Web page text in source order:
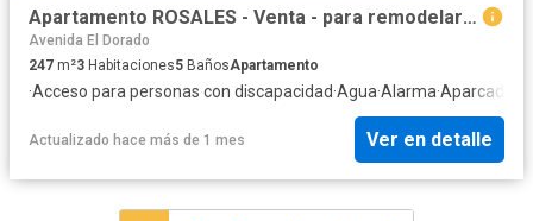
Apartamento ROSALES - Venta - para remodelar - Ubicacion TOP
Avenida El Dorado
247 m²3 Habitaciones5 BañosApartamento
·Acceso para personas con discapacidad·Agua·Alarma·Aparcadero
Actualizado hace más de 1 mes Ver en detalle